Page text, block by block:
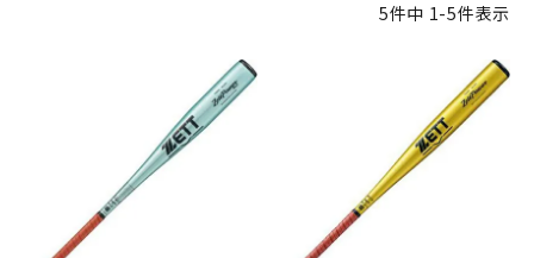
SALE品はこちら
INFORMATIOM
5件中 1-5件表示